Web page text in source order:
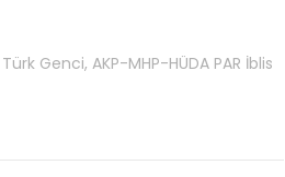
Genci, AKP-MHP-HÜDA PAR İblis